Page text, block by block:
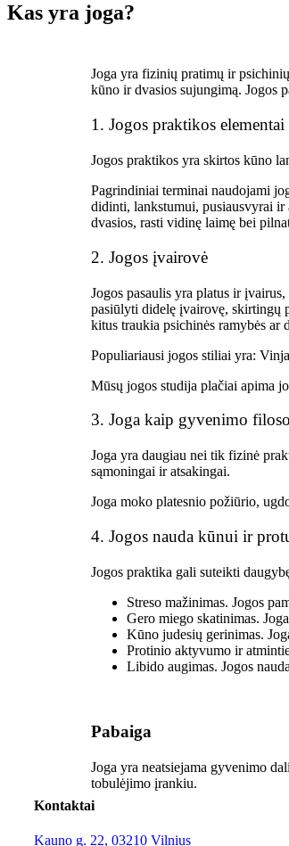
Kas yra joga?
Joga yra fizinių pratimų ir
kūno ir dvasios sujungimą. Jogos
1. Jogos praktikos elementai
Jogos praktikos yra skirtos kūno
Pagrindiniai terminai naudojami
didinti, lankstumui, pusiausvyrai
dvasios, rasti vidinę laimę bei
2. Jogos įvairovė
Jogos pasaulis yra platus ir
pasiūlyti didelę įvairovę, skirtingų
kitus traukia psichinės ramybės ar
Populiariausi jogos stiliai yra:
Mūsų jogos studija plačiai apima
3. Joga kaip gyvenimo
Joga yra daugiau nei tik fizinė
sąmoningai ir atsakingai.
Joga moko platesnio požiūrio,
4. Jogos nauda kūnui ir
Jogos praktika gali suteikti
Streso mažinimas. Jogos
Gero miego skatinimas.
Kūno judesių gerinimas.
Protinio aktyvumo ir
Libido augimas. Jogos
Pabaiga
Joga yra neatsiejama gyvenimo
tobulėjimo įrankiu.
Kontaktai
Kauno g. 22, 03210 Vilnius